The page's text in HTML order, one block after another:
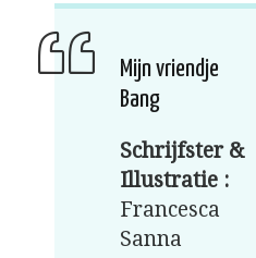
Mijn vriendje
Bang
Schrijfster &
Illustratie :
Francesca
Sanna